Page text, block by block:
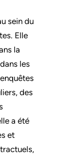
sein du
Elle
la
les
des
a été
et